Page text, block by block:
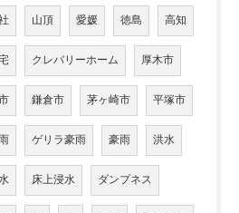
山頂 愛媛 徳島 高知
クレバリーホーム 厚木市
鎌倉市 茅ヶ崎市 平塚市
ゲリラ豪雨 豪雨 洪水
床上浸水 ダンプネス